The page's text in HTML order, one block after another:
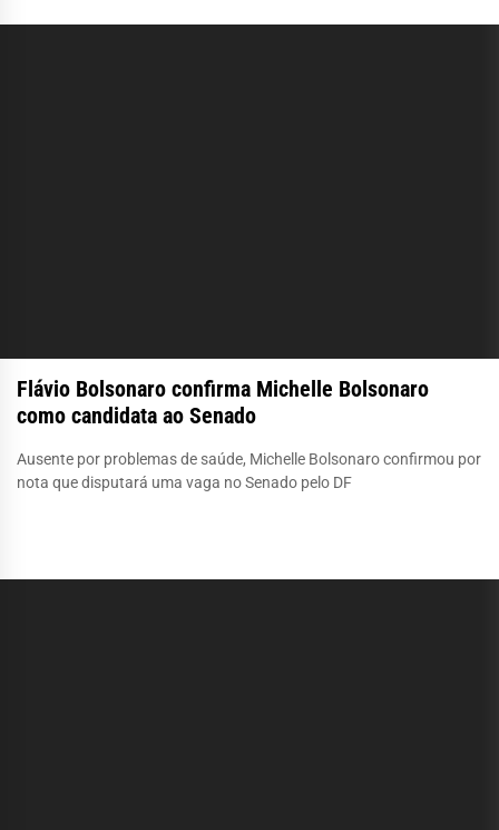
Flávio Bolsonaro confirma Michelle Bolsonaro
como candidata ao Senado
Ausente por problemas de saúde, Michelle Bolsonaro confirmou por
nota que disputará uma vaga no Senado pelo DF